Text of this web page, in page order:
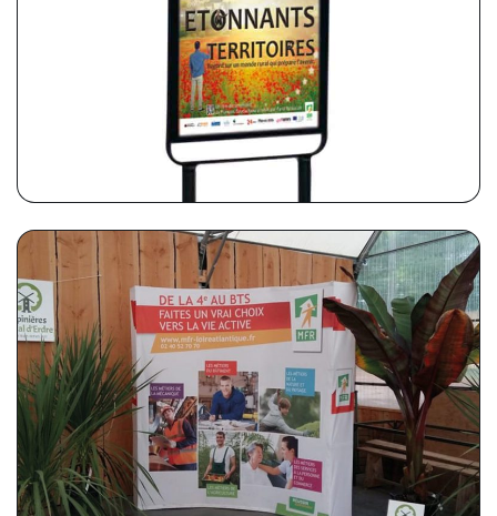
MFR FÉDÉRATION DES PAYS DE LA
LOIRE
Stop Trottoir
MFR FÉDÉRATION DE LOIRE
ATLANTIQUE
Stand événementiel 4x3m